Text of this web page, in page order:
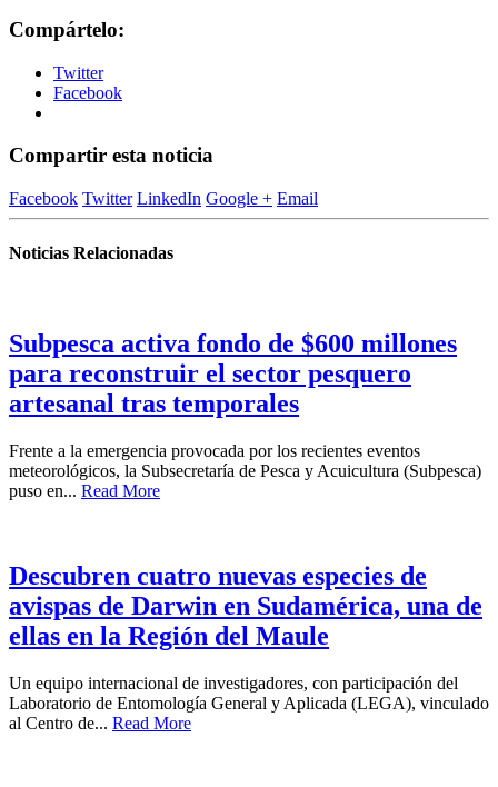
Compártelo:
Twitter
Facebook
Compartir esta noticia
Facebook Twitter LinkedIn Google + Email
Noticias Relacionadas
Subpesca activa fondo de $600 millones
para reconstruir el sector pesquero
artesanal tras temporales
Frente a la emergencia provocada por los recientes eventos
meteorológicos, la Subsecretaría de Pesca y Acuicultura (Subpesca)
puso en... Read More
Descubren cuatro nuevas especies de
avispas de Darwin en Sudamérica, una de
ellas en la Región del Maule
Un equipo internacional de investigadores, con participación del
Laboratorio de Entomología General y Aplicada (LEGA), vinculado
al Centro de... Read More